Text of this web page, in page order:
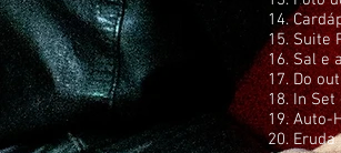
14.
15. Suite
16. Sal e
17. Do
18. In
19. Auto-
20.